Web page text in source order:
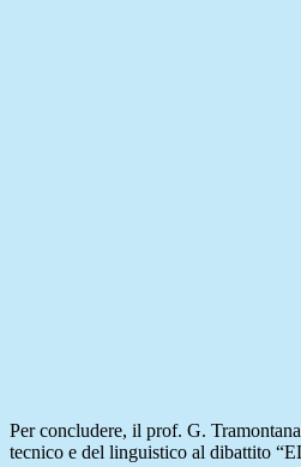
Per concludere, il prof. G.
tecnico e del linguistico al dibattito